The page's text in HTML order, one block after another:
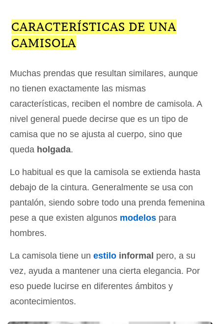
CARACTERÍSTICAS DE UNA
CAMISOLA
Muchas prendas que resultan similares, aunque
no tienen exactamente las mismas
características, reciben el nombre de camisola. A
nivel general puede decirse que es un tipo de
camisa que no se ajusta al cuerpo, sino que
queda holgada.
Lo habitual es que la camisola se extienda hasta
debajo de la cintura. Generalmente se usa con
pantalón, siendo sobre todo una prenda femenina
pese a que existen algunos modelos para
hombres.
La camisola tiene un estilo informal pero, a su
vez, ayuda a mantener una cierta elegancia. Por
eso puede lucirse en diferentes ámbitos y
acontecimientos.